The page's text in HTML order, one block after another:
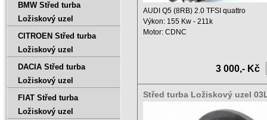
AUDI Q5 (8RB) 2.0 TFSI quattro
Výkon: 155 Kw - 211k
Motor: CDNC
3 000,- Kč
Střed turba Ložiskový uzel
BMW Střed turba
Ložiskový uzel
CITROEN Střed turba
Ložiskový uzel
DACIA Střed turba
Ložiskový uzel
FIAT Střed turba
Ložiskový uzel